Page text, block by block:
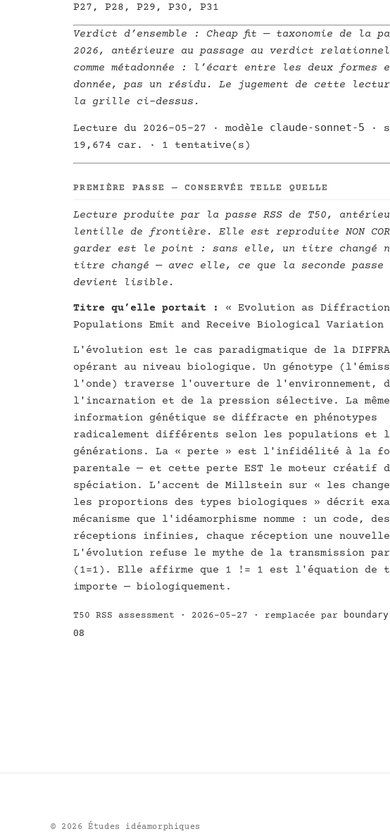
P27, P28, P29, P30, P31
Verdict d’ensemble : Cheap fit — taxonomie de la
2026, antérieure au passage au verdict
comme métadonnée : l’écart entre les deux formes
donnée, pas un résidu. Le jugement de cette
la grille ci-dessus.
Lecture du 2026-05-27 · modèle claude-sonnet-5 ·
19,674 car. · 1 tentative(s)
PREMIÈRE PASSE — CONSERVÉE TELLE QUELLE
Lecture produite par la passe RSS de T50,
lentille de frontière. Elle est reproduite NON
garder est le point : sans elle, un titre changé
titre changé — avec elle, ce que la seconde passe
devient lisible.
Titre qu’elle portait :
« Evolution as
Populations Emit and Receive Biological Variation
L'évolution est le cas paradigmatique de la
opérant au niveau biologique. Un génotype
l'onde) traverse l'ouverture de l'environnement,
l'incarnation et de la pression sélective. La même
information génétique se diffracte en phénotypes
radicalement différents selon les populations et
générations. La « perte » est l'infidélité à la
parentale — et cette perte EST le moteur créatif
spéciation. L'accent de Millstein sur « les
les proportions des types biologiques » décrit
mécanisme que l'idéamorphisme nomme : un code, des
réceptions infinies, chaque réception une
L'évolution refuse le mythe de la transmission
(1=1). Elle affirme que 1 != 1 est l'équation de
importe — biologiquement.
T50 RSS assessment · 2026-05-27 · remplacée par
08
© 2026 Études idéamorphiques